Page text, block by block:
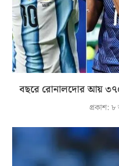
বছরে রোনালদোর আয়
প্রকাশ: ৮